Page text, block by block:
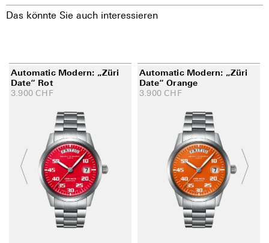
Das könnte Sie auch interessieren
Automatic Modern: „Züri
Date“ Rot
3.900 CHF
Automatic Modern: „Züri
Date“ Orange
3.900 CHF